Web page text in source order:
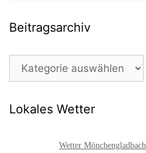
Beitragsarchiv
Beitragsarchiv
Lokales Wetter
Wetter Mönchengladbach